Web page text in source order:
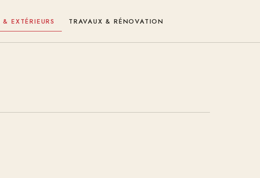
EXTÉRIEURS TRAVAUX & RÉNOVATION